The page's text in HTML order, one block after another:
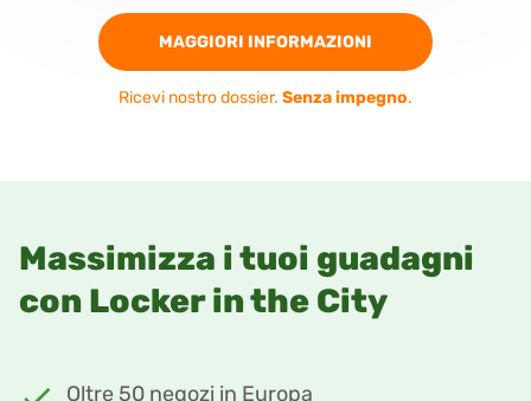
MAGGIORI INFORMAZIONI
Ricevi nostro dossier. Senza impegno.
Massimizza i tuoi guadagni
con Locker in the City
Oltre 50 negozi in Europa